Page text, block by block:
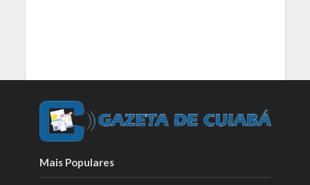
Mais Populares